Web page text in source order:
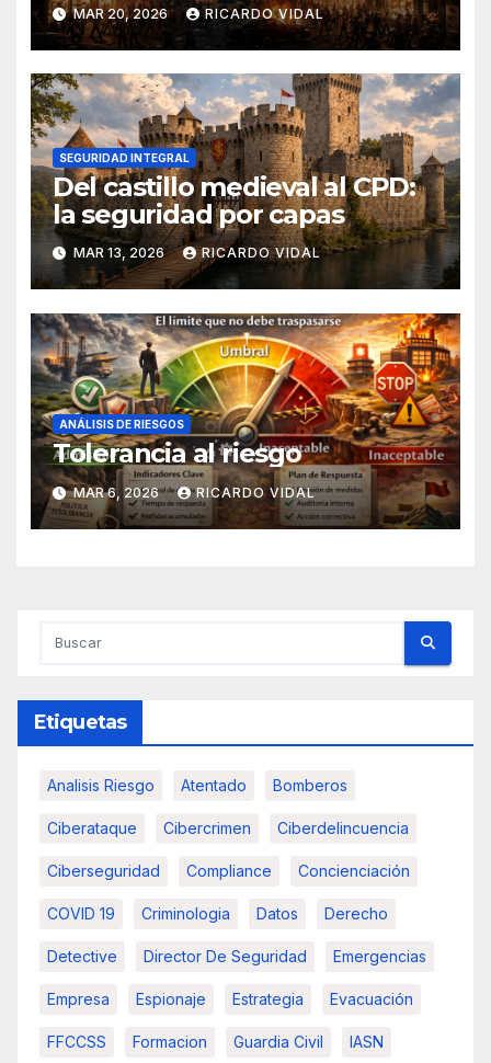
MAR 20, 2026 RICARDO VIDAL
SEGURIDAD INTEGRAL
Del castillo medieval al CPD:
la seguridad por capas
MAR 13, 2026 RICARDO VIDAL
ANÁLISIS DE RIESGOS
Tolerancia al riesgo
MAR 6, 2026 RICARDO VIDAL
Etiquetas
Analisis Riesgo Atentado Bomberos
Ciberataque Cibercrimen Ciberdelincuencia
Ciberseguridad Compliance Concienciación
COVID 19 Criminologia Datos Derecho
Detective Director De Seguridad Emergencias
Empresa Espionaje Estrategia Evacuación
FFCCSS Formacion Guardia Civil IASN